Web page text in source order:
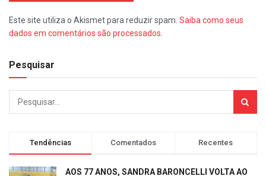
Este site utiliza o Akismet para reduzir spam. Saiba como seus
dados em comentários são processados
Pesquisar
Tendências Comentados Recentes
AOS 77 ANOS, SANDRA BARONCELLI VOLTA AO